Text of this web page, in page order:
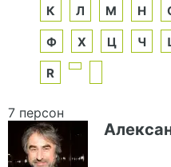
К Л М Н
Ф Х Ц Ч
R
7 персон